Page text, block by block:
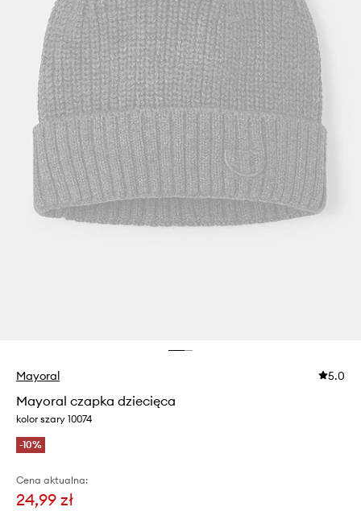
Mayoral 5.0
Mayoral czapka dziecięca
kolor szary 10074
-10%
Cena aktualna:
24,99 zł